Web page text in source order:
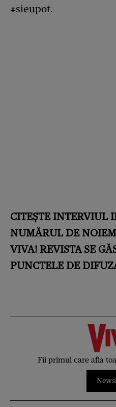
#sieupot.
CITEȘTE INTERVIUL
NUMĂRUL DE
VIVA! REVISTA SE
PUNCTELE DE
Fii primul care afla